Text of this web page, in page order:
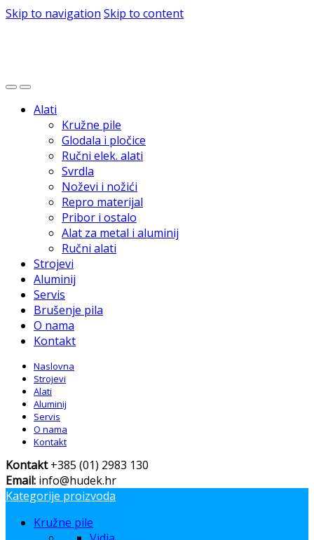
Skip to navigation Skip to content
Alati
Kružne pile
Glodala i pločice
Ručni elek. alati
Svrdla
Noževi i nožići
Repro materijal
Pribor i ostalo
Alat za metal i aluminij
Ručni alati
Strojevi
Aluminij
Servis
Brušenje pila
O nama
Kontakt
Naslovna
Strojevi
Alati
Aluminij
Servis
O nama
Kontakt
Kontakt+385 (01) 2983 130
Email: info@hudek.hr
Kategorije proizvoda
Kružne pile